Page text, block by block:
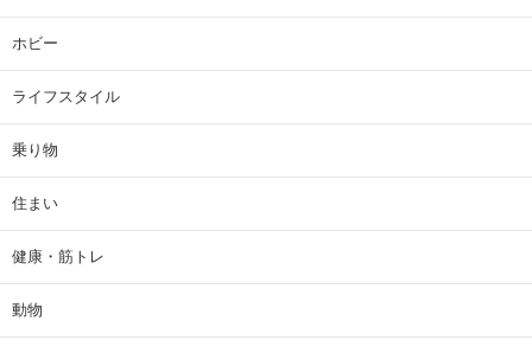
ホビー
ライフスタイル
乗り物
住まい
健康・筋トレ
動物